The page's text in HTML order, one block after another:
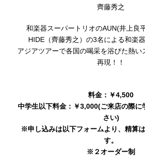
齊藤秀之
和楽器スーパートリオのAUN(井上良
HIDE（齊藤秀之）の3名による和楽器
アジアツアーで各国の喝采を浴びた熱い
再現！！
料金：￥4,500
中学生以下料金：￥3,000(ご来店の際に
さい)
※申し込みは以下フォームより、精算
す。
※２オーダー制